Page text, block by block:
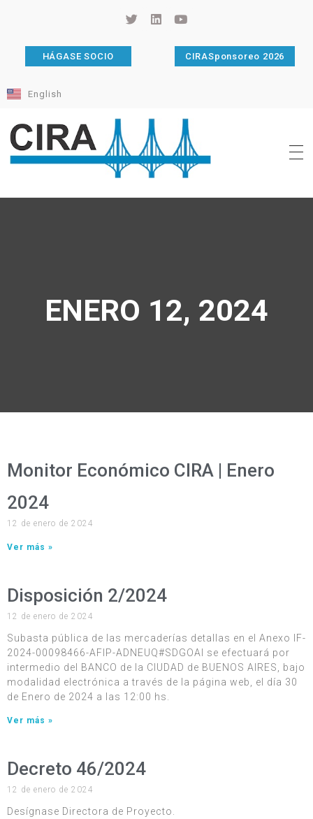
HÁGASE SOCIO CIRASponsoreo 2026
English
ENERO 12, 2024
Monitor Económico CIRA | Enero
2024
12 de enero de 2024
Ver más »
Disposición 2/2024
12 de enero de 2024
Subasta pública de las mercaderías detallas en el Anexo IF-
2024-00098466-AFIP-ADNEUQ#SDGOAI se efectuará por
intermedio del BANCO de la CIUDAD de BUENOS AIRES, bajo
modalidad electrónica a través de la página web, el día 30
de Enero de 2024 a las 12:00 hs.
Ver más »
Decreto 46/2024
12 de enero de 2024
Desígnase Directora de Proyecto.